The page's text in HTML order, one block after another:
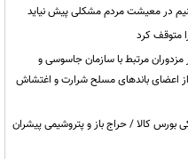
کنیم در معیشت مردم مشکلی پیش نیاید
متوقف کرد
شناسایی و دستگیری ۲۱ نفر از مزدوران مرتبط با سازمان جاسوسی و
رژیم صهیونیستی و بازداشت ۴ نفر از اعضای باندهای مسلح شرارت و اغتشاش
بازار فیزیکی بورس کالا / حراج باز و پتروشیمی پیشران